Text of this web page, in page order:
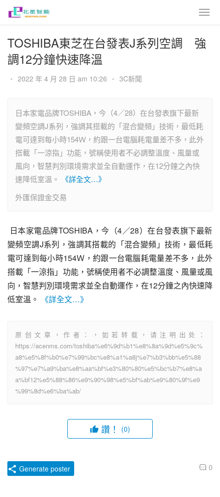
TOSHIBA東芝在台發表J系列空調 強
調12分鐘快速降溫
• 2022 年 4 月 28 日 am 10:26 • 3C新聞
日本家電品牌TOSHIBA，今（4／28）在台發表旗下最新
變頻空調J系列，強調其搭載的「混合變頻」技術，最低耗
電可達到每小時154Ｗ，約跟一台電腦耗電量差不多，此外
搭載「一涼指」功能，號稱使用者不必調整溫度、風量或
風向，智慧判別環境需求並全自動運作，在12分鐘之內快
速降低室溫。
《詳全文…》
外匯保證金交易
變頻空調J系列，強調其搭載的「混合變頻」技術，最低耗
電可達到每小時154Ｗ，約跟一台電腦耗電量差不多，此外
搭載「一涼指」功能，號稱使用者不必調整溫度、風量或風
向，智慧判別環境需求並全自動運作，在12分鐘之內快速降
低室溫。
《詳全文…》
原创文章，作者：，如若转载，请注明出处：
https://acenms.com/toshiba%e6%9d%b1%e8%8a%9d%e5%9c%
a8%e5%8f%b0%e7%99%bc%e8%a1%a8j%e7%b3%bb%e5%88
%97%e7%a9%ba%e8%aa%bf%e3%80%80%e5%bc%b7%e8%a
a%bf12%e5%88%86%e9%90%98%e5%bf%ab%e9%80%9f%e9
%99%8d%e6%ba%ab/
讚！ (0)
0
Generate poster